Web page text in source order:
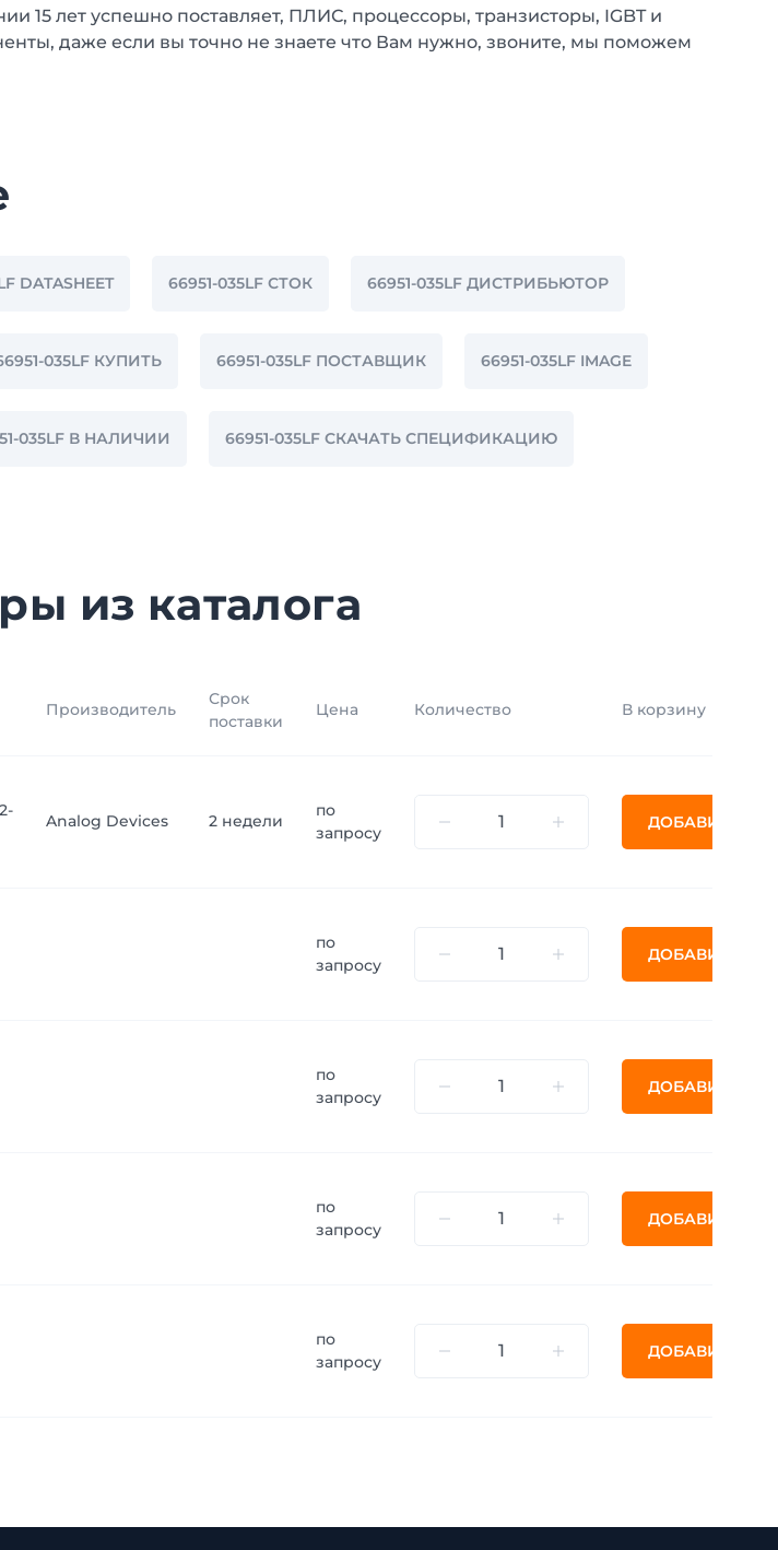
15 лет успешно поставляет, ПЛИС, процессоры, транзисторы, IGBT и
даже если вы точно не знаете что Вам нужно, звоните, мы поможем
DATASHEET 66951-035LF СТОК 66951-035LF ДИСТРИБЬЮТОР
035LF КУПИТЬ 66951-035LF ПОСТАВЩИК 66951-035LF IMAGE
035LF В НАЛИЧИИ 66951-035LF СКАЧАТЬ СПЕЦИФИКАЦИЮ
из каталога
Производитель
Срок
поставки
Цена Количество В корзину
Analog Devices 2 недели
по
запросу
ДОБАВИТЬ
по
запросу
ДОБАВИТЬ
по
запросу
ДОБАВИТЬ
по
запросу
ДОБАВИТЬ
по
запросу
ДОБАВИТЬ